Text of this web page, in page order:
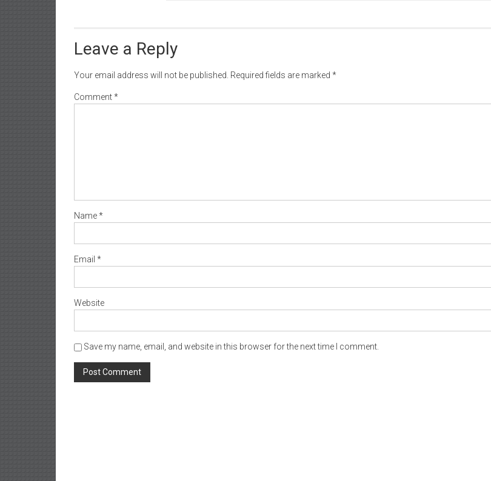
Leave a Reply
Your email address will not be published. Required fields are marked *
Comment*
Name*
Email *
Website
Save my name, email, and website in this browser for the next time I comment.